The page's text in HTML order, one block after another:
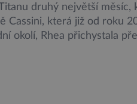
druhý největší měsíc,
Cassini, která již od roku
okolí, Rhea přichystala